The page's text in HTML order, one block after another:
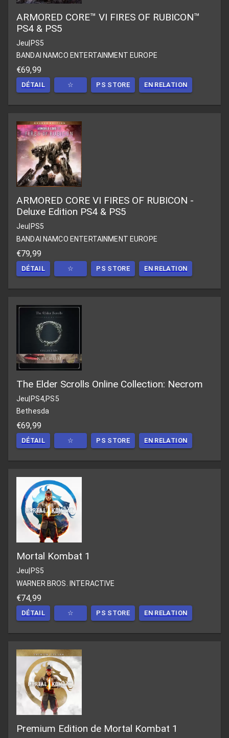
ARMORED CORE™ VI FIRES OF RUBICON™
PS4 & PS5
Jeu|PS5
BANDAI NAMCO ENTERTAINMENT EUROPE
€69,99
DÉTAIL ☆ PS STORE EN RELATION
ARMORED CORE VI FIRES OF RUBICON -
Deluxe Edition PS4 & PS5
Jeu PS5
BANDAI NAMCO ENTERTAINMENT EUROPE
€79,99
DÉTAIL ☆ PS STORE EN RELATION
The Elder Scrolls Online Collection: Necrom
Jeu|PS4,PS5
Bethesda
€69,99
DÉTAIL ☆ PS STORE EN RELATION
Mortal Kombat 1
Jeu PS5
WARNER BROS. INTERACTIVE
€74,99
DÉTAIL ☆ PS STORE EN RELATION
Premium Edition de Mortal Kombat 1